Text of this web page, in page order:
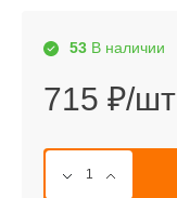
53 В наличии
715 ₽/шт